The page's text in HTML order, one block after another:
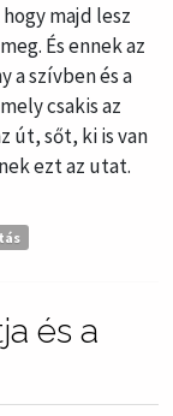
majd lesz
És ennek az
a szívben és a
csakis az
út, sőt, ki is van
ezt az utat.
és a